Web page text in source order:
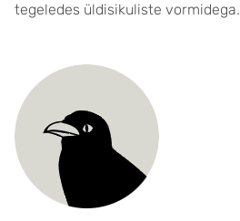
tegeledes üldisikuliste vormidega.